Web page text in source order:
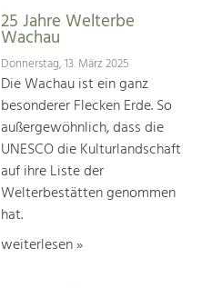
25 Jahre Welterbe
Wachau
Donnerstag, 13. März 2025
Die Wachau ist ein ganz
besonderer Flecken Erde. So
außergewöhnlich, dass die
UNESCO die Kulturlandschaft
auf ihre Liste der
Welterbestätten genommen
hat.
weiterlesen »